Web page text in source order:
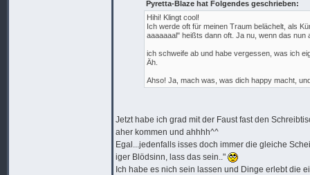
Pyretta-Blaze hat Folgendes geschrieben:
Hihi! Klingt cool!
Ich werde oft für meinen Traum belächelt, als
aaaaaaal" heißts dann oft. Ja nu, wenn das
ich schweife ab und habe vergessen, was ich
Äh.
Ahso! Ja, mach was, was dich happy macht,
Jetzt habe ich grad mit der Faust fast den
aher kommen und ahhhh^^
Egal...jedenfalls isses doch immer die gleiche
iger Blödsinn, lass das sein.."
Ich habe es nich sein lassen und Dinge erlebt die